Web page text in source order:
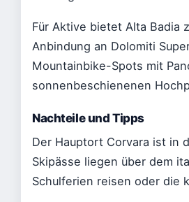
Für Aktive bietet Alta Badia
Anbindung an Dolomiti
Mountainbike-Spots mit
sonnenbeschienenen
Nachteile und Tipps
Der Hauptort Corvara ist in
Skipässe liegen über dem
Schulferien reisen oder die